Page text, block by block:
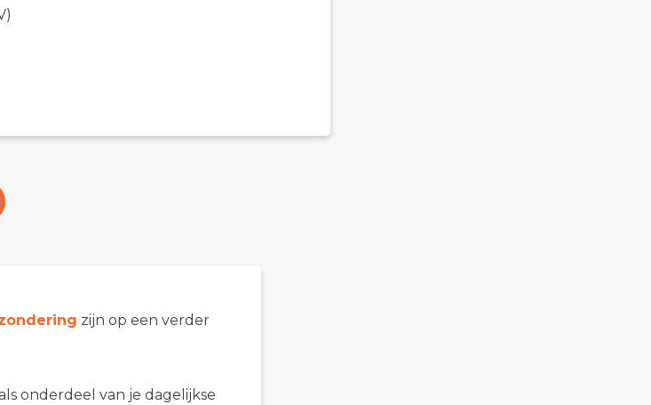
zijn op een verder
onderdeel van je dagelijkse